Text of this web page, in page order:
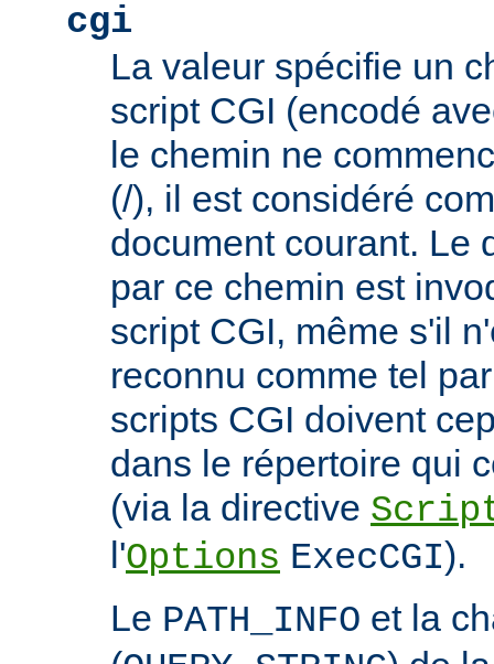
cgi
La valeur spécifie un
script CGI (encodé
le chemin ne
(/), il est considéré
document courant. Le
par ce chemin est
script CGI, même s'il
reconnu comme tel
scripts CGI doivent
dans le répertoire qui
(via la directive
l'Options ExecCGI).
Le PATH_INFO et la